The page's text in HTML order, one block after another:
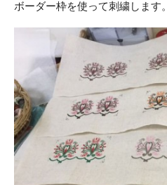
ボーダー枠を使って刺繍します。